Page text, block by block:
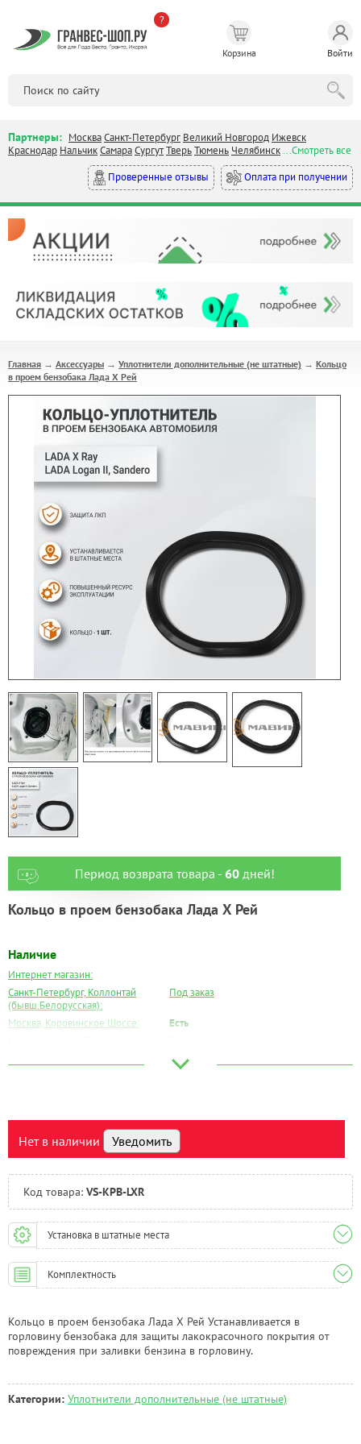
?
Корзина Войти
Партнеры: МоскваСанкт-Петербург Великий Новгород Ижевск
Краснодар НальчикСамараСургутТверьТюмень Челябинск...Смотреть все
Проверенные отзывы
Оплата при получении
Главная → Аксессуары → Уплотнители дополнительные (не штатные) → Кольцо
в проем бензобака Лада Х Рей
Период возврата товара - 60дней!
Кольцо в проем бензобака Лада Х Рей
Наличие
Интернет магазин:
Санкт-Петербург, Коллонтай
(бывш.Белорусская):
Под заказ
Москва, Коровинское Шоссе:
Есть
Есть
Под заказ
Тюмень:
Под заказ
Нет в наличии Уведомить
Код товара: VS-KPB-LXR
Установка в штатные места
Комплектность
Кольцо в проем бензобака Лада Х Рей Устанавливается в
горловину бензобака для защиты лакокрасочного покрытия от
повреждения при заливки бензина в горловину.
Категории: Уплотнители дополнительные (не штатные)